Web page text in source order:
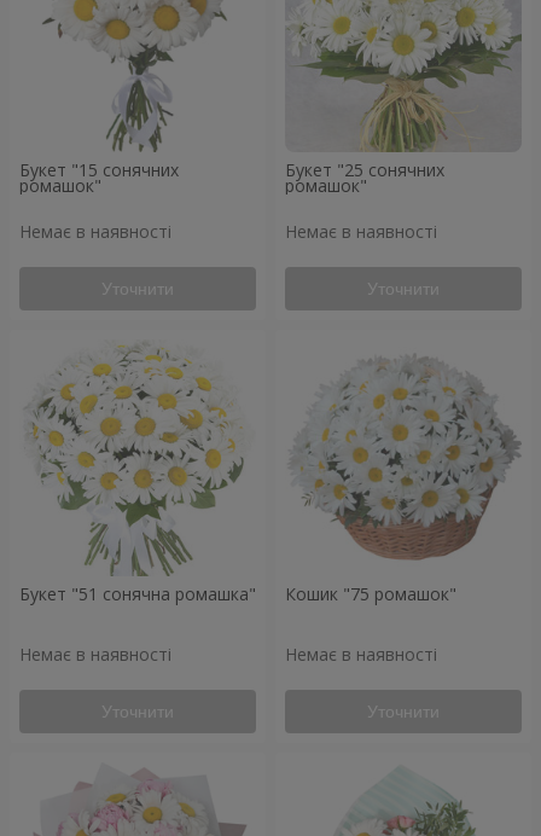
Букет "15 сонячних
ромашок"
Немає в наявності
Уточнити
Букет "25 сонячних
ромашок"
Немає в наявності
Уточнити
Букет "51 сонячна ромашка"
Немає в наявності
Уточнити
Кошик "75 ромашок"
Немає в наявності
Уточнити